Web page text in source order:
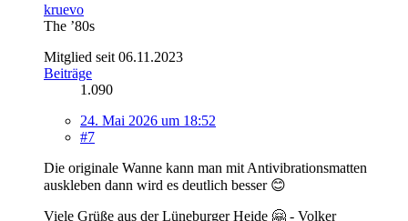
kruevo
The ’80s
Mitglied seit 06.11.2023
Beiträge
1.090
24. Mai 2026 um 18:52
#7
Die originale Wanne kann man mit Antivibrationsmatten
auskleben dann wird es deutlich besser 😊
Viele Grüße aus der Lüneburger Heide 🤗 - Volker